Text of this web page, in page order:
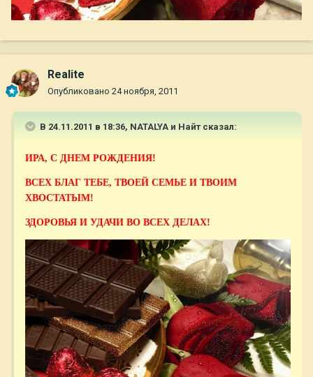
Realite
Опубликовано 24 ноября, 2011
В 24.11.2011 в 18:36, NATALYA и Найт сказал:
ИРА, С ДНЕМ РОЖДЕНИЯ!
ВСЕХ БЛАГ ТЕБЕ, ТВОЕЙ СЕМЬЕ И ТВОИМ
ХВОСТАТЫМ!
ЗДОРОВЬЯ И УДАЧИ ВО ВСЕХ ДЕЛАХ!